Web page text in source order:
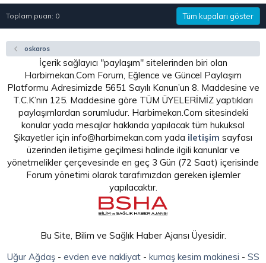
Toplam puan: 0 Tüm kupaları göster
oskaros
İçerik sağlayıcı "paylaşım" sitelerinden biri olan
Harbimekan.Com Forum, Eğlence ve Güncel Paylaşım
Platformu Adresimizde 5651 Sayılı Kanun’un 8. Maddesine ve
T.C.K’nın 125. Maddesine göre TÜM ÜYELERİMİZ yaptıkları
paylaşımlardan sorumludur. Harbimekan.Com sitesindeki
konular yada mesajlar hakkında yapılacak tüm hukuksal
Şikayetler için info@harbimekan.com yada iletişim sayfası
üzerinden iletişime geçilmesi halinde ilgili kanunlar ve
yönetmelikler çerçevesinde en geç 3 Gün (72 Saat) içerisinde
Forum yönetimi olarak tarafımızdan gereken işlemler
yapılacaktır.
Bu Site, Bilim ve Sağlık Haber Ajansı Üyesidir.
Uğur Ağdaş- evden eve nakliyat- kumaş kesim makinesi - SS